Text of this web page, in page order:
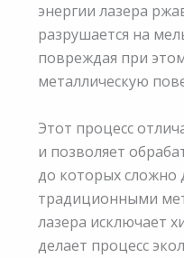
энергии лазера
разрушается на
повреждая при
металлическую
Этот процесс
и позволяет
до которых сложно
традиционными
лазера исключает
делает процесс